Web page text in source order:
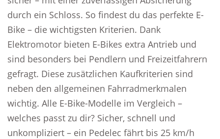
durch ein Schloss. So findest du das perfekte E-
Bike – die wichtigsten Kriterien. Dank
Elektromotor bieten E-Bikes extra Antrieb und
sind besonders bei Pendlern und Freizeitfahrern
gefragt. Diese zusätzlichen Kaufkriterien sind
neben den allgemeinen Fahrradmerkmalen
wichtig. Alle E-Bike-Modelle im Vergleich –
welches passt zu dir? Sicher, schnell und
unkompliziert – ein Pedelec fährt bis 25 km/h